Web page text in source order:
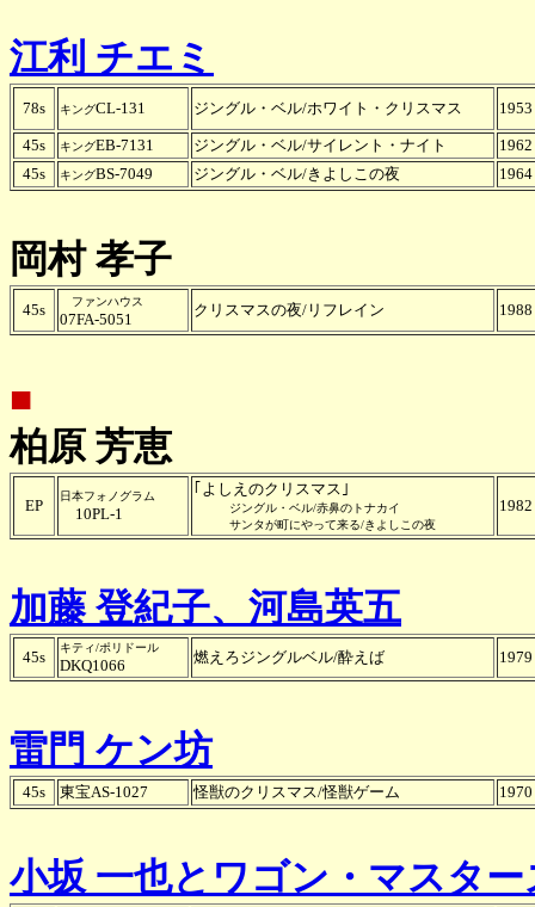
江利 チエミ
78s キングCL-131 ジングル・ベル/ホワイト・クリスマス 1953
45s キングEB-7131 ジングル・ベル/サイレント・ナイト
1962
45s
キングBS-7049 ジングル・ベル/きよしこの夜 1964
岡村 孝子
45s ファンハウス
07FA-5051
クリスマスの夜/リフレイン 1988
■
柏原 芳恵
EP
日本フォノグラム
10PL-1
｢よしえのクリスマス｣
ジングル・ベル/赤鼻のトナカイ
サンタが町にやって来る/きよしこの夜
1982
加藤 登紀子、河島英五
45s
キティ/ポリドール
DKQ1066 燃えろジングルベル/酔えば 1979
雷門 ケン坊
45s 東宝AS-1027 怪獣のクリスマス/怪獣ゲーム 1970
小坂 一也とワゴン・マスター